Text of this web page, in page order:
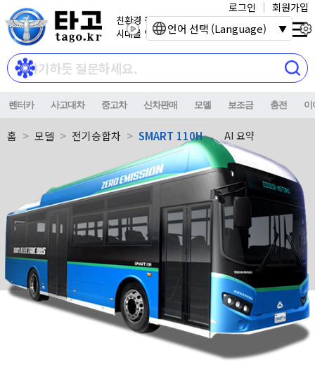
친환경 전기자동차
시대를 열어갑니다.
로그인 회원가입
렌터카 사고대차 중고차 신차판매 모델 보조금 충전 이
홈 모델 전기승합차 SMART 110H AI 요약
언어 선택 (Language)